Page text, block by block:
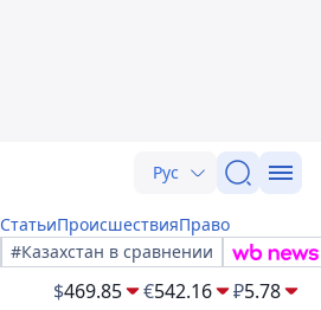
Рус
СтатьиПроисшествияПраво
#Казахстан в сравнении
$469.85 €542.16 ₽5.78